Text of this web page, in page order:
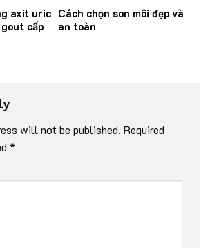
axit uric
cấp
Cách chọn son môi đẹp và
an toàn
will not be published. Required
*